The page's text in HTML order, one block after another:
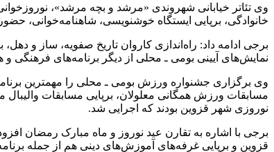
وی تئاتر خیابانی شهروندی «مرشد و بچه‌ مرشد»،
خانوادگی، برپایی ایستگاه خوشنویسی، شاهنامه‌خوانی،
برجی ادامه داد: راه‌اندازی کاروان تاریخ صفویه، ساز و
نمایش‌های آیینی بومی ـ محلی از دیگر برنامه‌های فرهنگی
وی برگزاری جشنواره ورزش بومی ـ محلی را مهمترین
مسابقات ورزش همگانی معلولان، برپایی مسابقات
نوروزی شهر قزوین بودند که اجرایی شد.
برجی با اشاره به تقارن عید نوروز و ماه مبارک رمضان
قزوین و برپایی غرفه‌های آموزش‌های دینی هم از جمله